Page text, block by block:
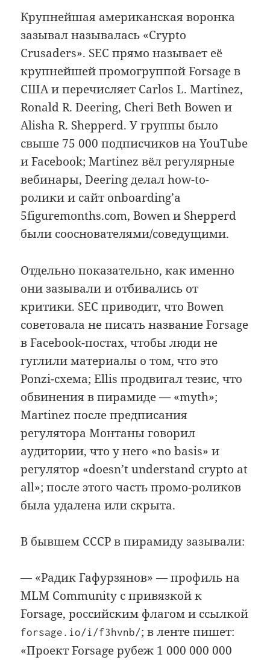
Крупнейшая американская воронка
зазывал называлась «Crypto
Crusaders». SEC прямо называет её
крупнейшей промогруппой Forsage в
США и перечисляет Carlos L. Martinez,
Ronald R. Deering, Cheri Beth Bowen и
Alisha R. Shepperd. У группы было
свыше 75 000 подписчиков на YouTube
и Facebook; Martinez вёл регулярные
вебинары, Deering делал how-to-
ролики и сайт onboarding’а
5figuremonths.com, Bowen и Shepperd
были сооснователями/соведущими.
Отдельно показательно, как именно
они зазывали и отбивались от
критики. SEC приводит, что Bowen
советовала не писать название Forsage
в Facebook-постах, чтобы люди не
гуглили материалы о том, что это
Ponzi-схема; Ellis продвигал тезис, что
обвинения в пирамиде — «myth»;
Martinez после предписания
регулятора Монтаны говорил
аудитории, что у него «no basis» и
регулятор «doesn’t understand crypto at
all»; после этого часть промо-роликов
была удалена или скрыта.
В бывшем СССР в пирамиду зазывали:
— «Радик Гафурзянов» — профиль на
MLM Community с привязкой к
Forsage, российским флагом и ссылкой
forsage.io/i/f3hvnb/; в ленте пишет:
«Проект Forsage рубеж 1 000 000 000